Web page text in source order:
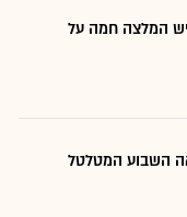
יש המלצה חמה על
השבוע המטלטל